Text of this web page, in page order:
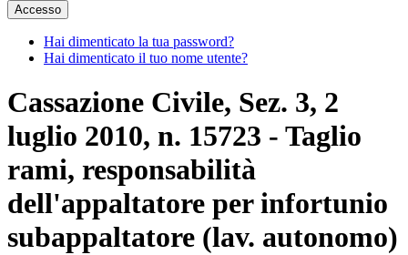
Accesso
Hai dimenticato la tua password?
Hai dimenticato il tuo nome utente?
Cassazione Civile, Sez. 3, 2
luglio 2010, n. 15723 - Taglio
rami, responsabilità
dell'appaltatore per infortunio
subappaltatore (lav. autonomo)